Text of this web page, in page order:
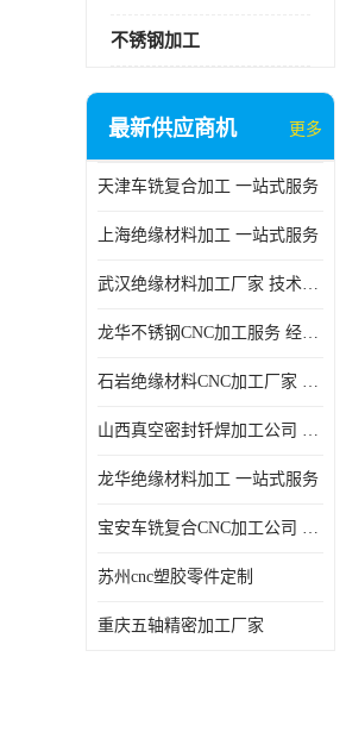
不锈钢加工
最新供应商机 更多
天津车铣复合加工 一站式服务
上海绝缘材料加工 一站式服务
武汉绝缘材料加工厂家 技术成熟
龙华不锈钢CNC加工服务 经验丰富
石岩绝缘材料CNC加工厂家 技术成熟
山西真空密封钎焊加工公司 经验丰富
龙华绝缘材料加工 一站式服务
宝安车铣复合CNC加工公司 技术成熟
苏州cnc塑胶零件定制
重庆五轴精密加工厂家